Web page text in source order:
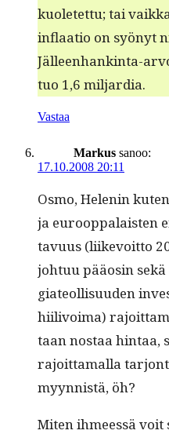
kuo­letet­tu; tai
inflaa­tio on syönyt
Jälleen­hank­in­ta-
tuo 1,6 miljardia.
Vastaa
Markus sanoo:
17.10.2008 20:11
Osmo, Helenin
ja euroop­palais­ten
tavu­us (liikevoit­to
johtuu pääosin
gia­te­ol­lisu­u­den
hiilivoima)
taan nos­taa hin­taa,
rajoit­ta­mal­la
myyn­nistä, öh?
Miten ihmeessä